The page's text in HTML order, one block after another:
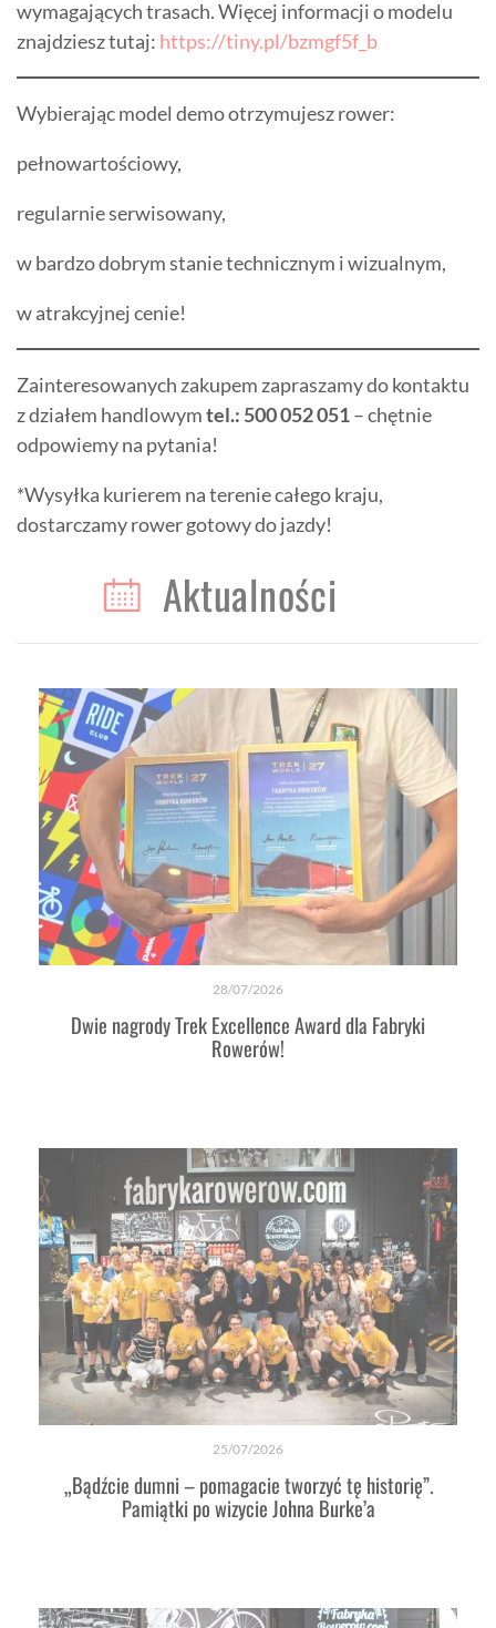
wymagających trasach. Więcej informacji o modelu
znajdziesz tutaj: https://tiny.pl/bzmgf5f_b
Wybierając model demo otrzymujesz rower:
pełnowartościowy,
regularnie serwisowany,
w bardzo dobrym stanie technicznym i wizualnym,
w atrakcyjnej cenie!
Zainteresowanych zakupem zapraszamy do kontaktu
z działem handlowymtel.: 500 052 051– chętnie
odpowiemy na pytania!
*Wysyłka kurierem na terenie całego kraju,
dostarczamy rower gotowy do jazdy!
Aktualności
28/07/2026
Dwie nagrody Trek Excellence Award dla Fabryki
Rowerów!
25/07/2026
„Bądźcie dumni – pomagacie tworzyć tę historię”.
Pamiątki po wizycie Johna Burke’a